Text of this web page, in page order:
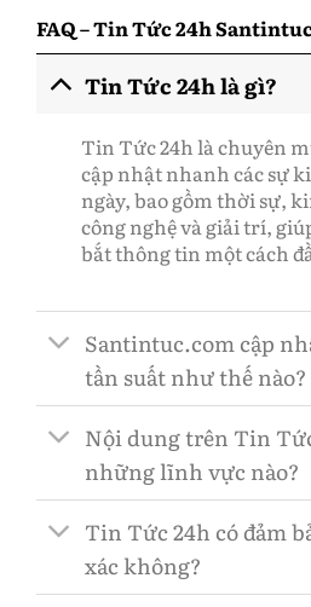
FAQ – Tin Tức 24h
Tin Tức 24h là gì?
Tin Tức 24h là chuyên
cập nhật nhanh các sự
ngày, bao gồm thời sự,
công nghệ và giải trí,
bắt thông tin một cách
Santintuc.com cập
tần suất như thế nào?
Nội dung trên Tin
những lĩnh vực nào?
Tin Tức 24h có đảm
xác không?